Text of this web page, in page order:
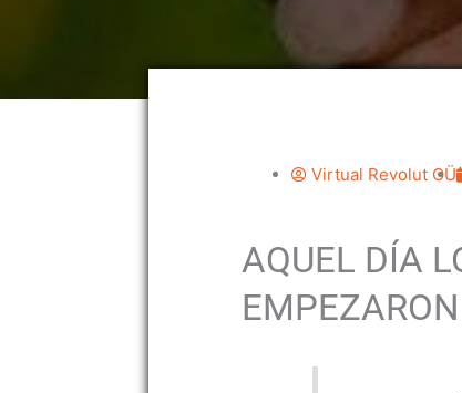
Virtual Revolut OÜ
AQUEL DÍA